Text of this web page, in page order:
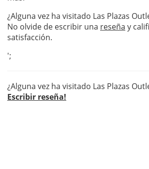
¿Alguna vez ha visitado Las Plazas
No olvide de escribir una reseña y
satisfacción.
';
¿Alguna vez ha visitado Las Plazas
Escribir reseña!